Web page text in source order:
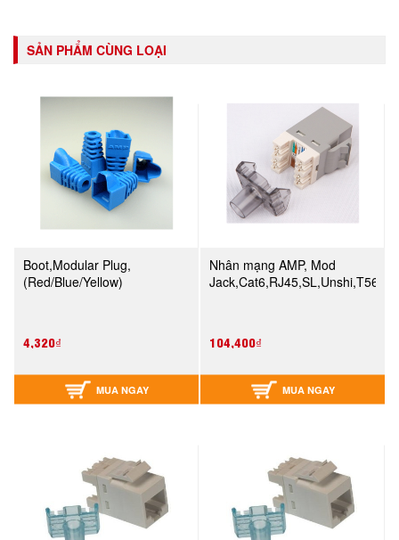
SẢN PHẨM CÙNG LOẠI
Boot,Modular Plug,
(Red/Blue/Yellow)
4,320₫
MUA NGAY
Nhân mạng AMP, Mod
104,400₫
MUA NGAY